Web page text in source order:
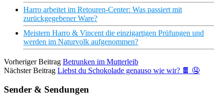
Harro arbeitet im Retouren-Center: Was passiert mit
zurückgegebener Ware?
Meistern Harro & Vincent die einzigartigen Prüfungen und
werden im Naturvolk aufgenommen?
Vorheriger Beitrag Betrunken im Mutterleib
Nächster Beitrag Liebst du Schokolade genauso wie wir? 🍫 🤤
Sender & Sendungen